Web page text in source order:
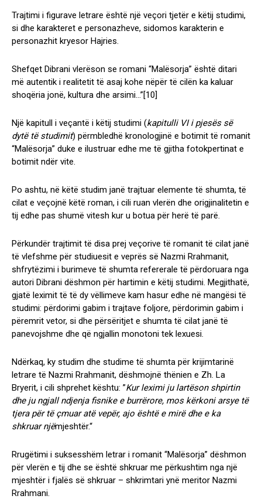
Trajtimi i figurave letrare është një veçori tjetër e këtij studimi,
si dhe karakteret e personazheve, sidomos karakterin e
personazhit kryesor Hajries.
Shefqet Dibrani vlerëson se romani “Malësorja” është ditari
më autentik i realitetit të asaj kohe nëpër të cilën ka kaluar
shoqëria jonë, kultura dhe arsimi…”[10]
Një kapitull i veçantë i këtij studimi (kapitulli VI i pjesës së
dytë të studimit) përmbledhë kronologjinë e botimit të romanit
“Malësorja” duke e ilustruar edhe me të gjitha fotokpertinat e
botimit ndër vite.
Po ashtu, në këtë studim janë trajtuar elemente të shumta, të
cilat e veçojnë këtë roman, i cili ruan vlerën dhe origjinalitetin e
tij edhe pas shumë vitesh kur u botua për herë të parë.
Përkundër trajtimit të disa prej veçorive të romanit të cilat janë
të vlefshme për studiuesit e veprës së Nazmi Rrahmanit,
shfrytëzimi i burimeve të shumta refererale të përdoruara nga
autori Dibrani dëshmon për hartimin e këtij studimi. Megjithatë,
gjatë leximit të të dy vëllimeve kam hasur edhe në mangësi të
studimi: përdorimi gabim i trajtave foljore, përdorimin gabim i
përemrit vetor, si dhe përsëritjet e shumta të cilat janë të
panevojshme dhe që ngjallin monotoni tek lexuesi.
Ndërkaq, ky studim dhe studime të shumta për krijimtarinë
letrare të Nazmi Rrahmanit, dëshmojnë thënien e Zh. La
Bryerit, i cili shprehet kështu: ”Kur leximi ju lartëson shpirtin
dhe ju ngjall ndjenja fisnike e burrërore, mos kërkoni arsye të
tjera për të çmuar atë vepër, ajo është e mirë dhe e ka
shkruar njëmjeshtër.“
Rrugëtimi i suksesshëm letrar i romanit “Malësorja” dëshmon
për vlerën e tij dhe se është shkruar me përkushtim nga një
mjeshtër i fjalës së shkruar – shkrimtari ynë meritor Nazmi
Rrahmani.